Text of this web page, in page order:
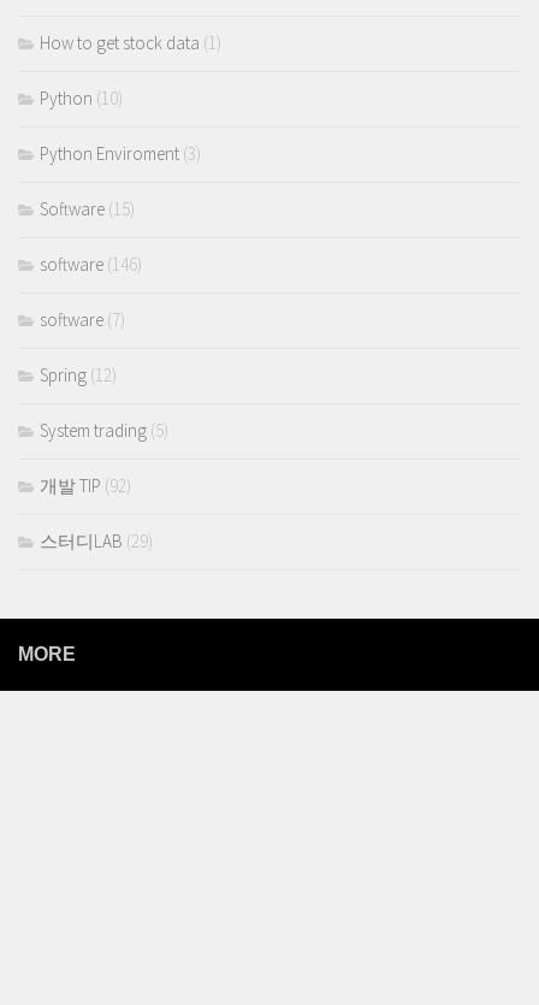
How to get stock data (1)
Python (10)
Python Enviroment (3)
Software (15)
software (146)
software (7)
Spring (12)
System trading (5)
개발 TIP (92)
스터디LAB (29)
MORE